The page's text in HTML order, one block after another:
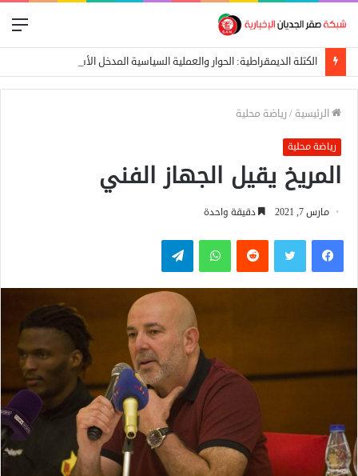
الرئيسية / رياضة محلية
رياضة محلية
المريخ يقيل الجهاز الفني
مارس 7, 2021 دقيقة واحدة
فيسبوكتويتر واتساب تيلقرام